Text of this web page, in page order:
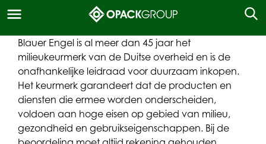
Blauer Engel is al meer dan 45 jaar het
milieukeurmerk van de Duitse overheid en is de
onafhankelijke leidraad voor duurzaam inkopen.
Het keurmerk garandeert dat de producten en
diensten die ermee worden onderscheiden,
voldoen aan hoge eisen op gebied van milieu,
gezondheid en gebruikseigenschappen. Bij de